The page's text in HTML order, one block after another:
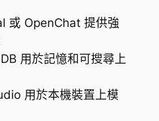
或 OpenChat 提供強
用於記憶和可搜尋上
用於本機裝置上模